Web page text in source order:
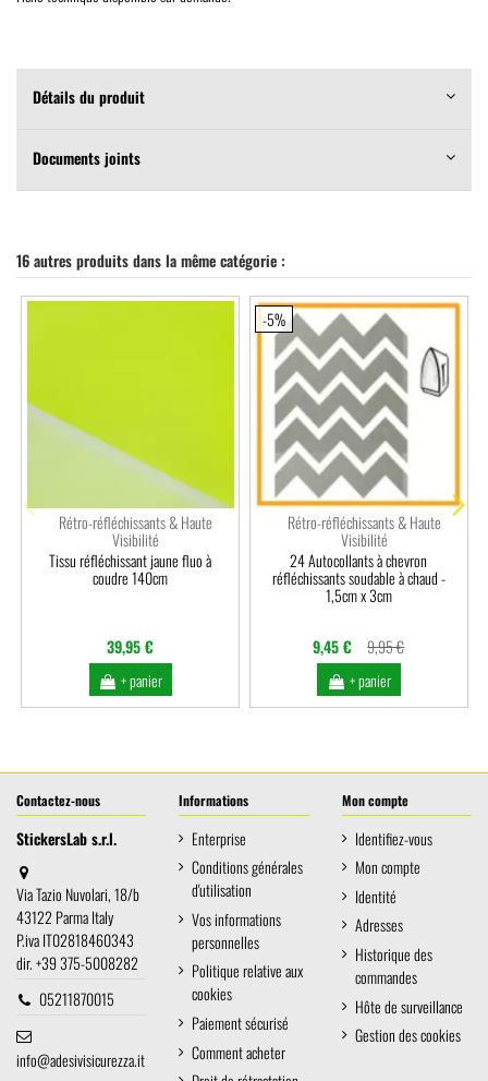
Détails du produit
Documents joints
16 autres produits dans la même catégorie :
Rétro-réfléchissants & Haute
Visibilité
Tissu réfléchissant jaune fluo à
coudre 140cm
39,95 €
+ panier
-5%
Rétro-réfléchissants & Haute
Visibilité
24 Autocollants à chevron
réfléchissants soudable à chaud -
1,5cm x 3cm
9,45 €
9,95 €
+ panier
Contactez-nous
StickersLab s.r.l.
Via Tazio Nuvolari, 18/b
43122 Parma Italy
P.iva IT02818460343
dir. +39 375-5008282
05211870015
info@adesivisicurezza.it
Informations
Enterprise
Conditions générales
d'utilisation
Vos informations
personnelles
Politique relative aux
cookies
Paiement sécurisé
Comment acheter
Mon compte
Identifiez-vous
Mon compte
Identité
Adresses
Historique des
commandes
Hôte de surveillance
Gestion des cookies